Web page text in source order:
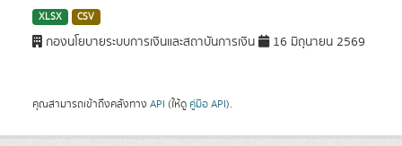
XLSX CSV
กองนโยบายระบบการเงินและสถาบันการเงิน 16 มิถุนายน 2569
คุณสามารถเข้าถึงคลังทาง API (ให้ดู คู่มือ API).